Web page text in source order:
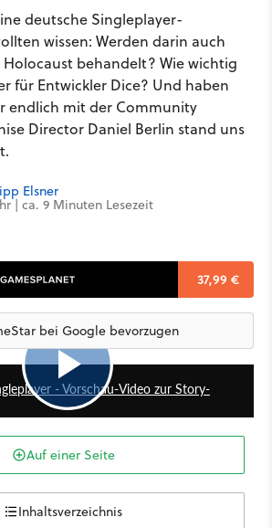
deutsche Singleplayer-
wissen: Werden darin auch
behandelt? Wie wichtig
für Entwickler Dice? Und haben
endlich mit der Community
Director Daniel Berlin stand uns
Elsner
| ca. 9 Minuten Lesezeit
37,99 €
bei Google bevorzugen
10:02
- Vorschau-Video zur Story-
Auf einer Seite
Inhaltsverzeichnis